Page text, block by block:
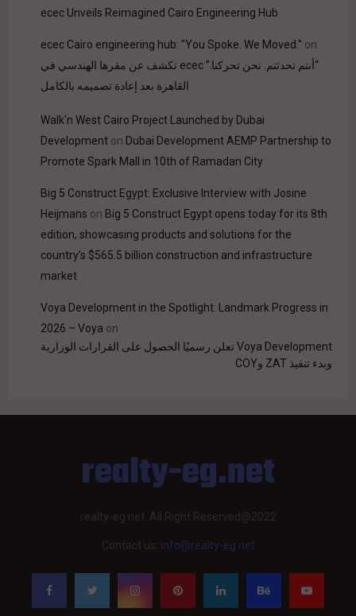
ecec Unveils Reimagined Cairo Engineering Hub
ecec Cairo engineering hub: "You Spoke. We Moved." on
“أنتم تحدثتم. نحن تحركنا.” ecec تكشف عن مقرها الهندسي في
القاهرة بعد إعادة تصميمه بالكامل
Walk'n West Cairo Project Launched by Dubai
Development on Dubai Development AEMP Partnership to
Promote Spark Mall in 10th of Ramadan City
Big 5 Construct Egypt: Exclusive Interview with Josine
Heijmans on Big 5 Construct Egypt opens today for its 8th
edition, showcasing products and solutions for the
country’s $565.5 billion construction and infrastructure
market
Voya Development in the Spotlight: Landmark Progress in
2026 – Voya on
Voya Development تعلن رسميًا الحصول على القرارات الوزارية
وبدء تنفيذ ZAT وCOY
realty-eg.net
realty-eg.net. All Right Reserved@2022
Contact us: info@realty-eg.net